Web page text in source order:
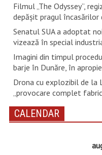
Filmul „The Odyssey”,
depăşit pragul încasărilor
Senatul SUA a adoptat
vizează în special
Imagini din timpul
barje în Dunăre, în
Drona cu explozibil de la
„provocare complet
CALENDAR